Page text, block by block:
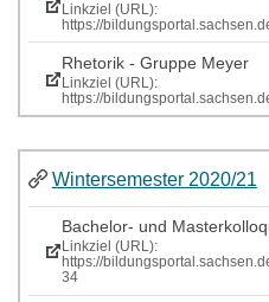
Linkziel (URL):
https://
Rhetorik - Gruppe Meyer
Linkziel (URL):
https://
Wintersemester 2020/21
Bachelor- und
Linkziel (URL):
https://
34